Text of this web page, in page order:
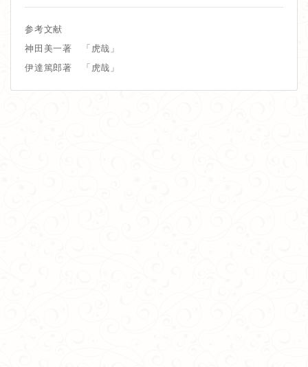
参考文献
神田美一著 「虎哉」
伊達篤郎著 「虎哉」